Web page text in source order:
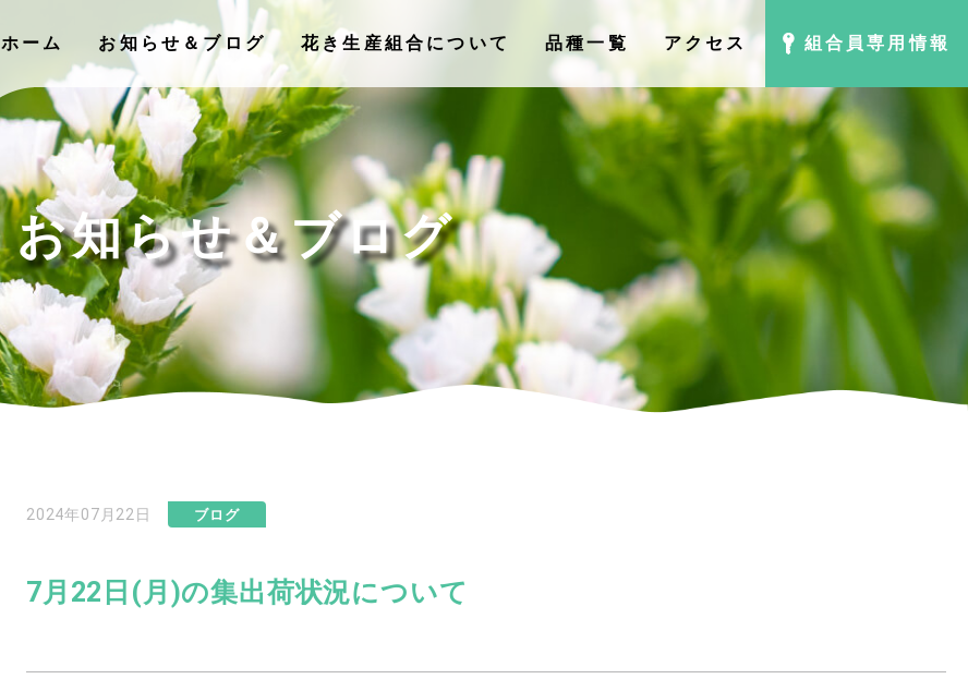
ホーム お知らせ＆ブログ 花き⽣産組合について 品種⼀覧 アクセス 組合員専用情報
お知らせ＆ブログ
2024年07月22日 ブログ
7月22日(月)の集出荷状況について